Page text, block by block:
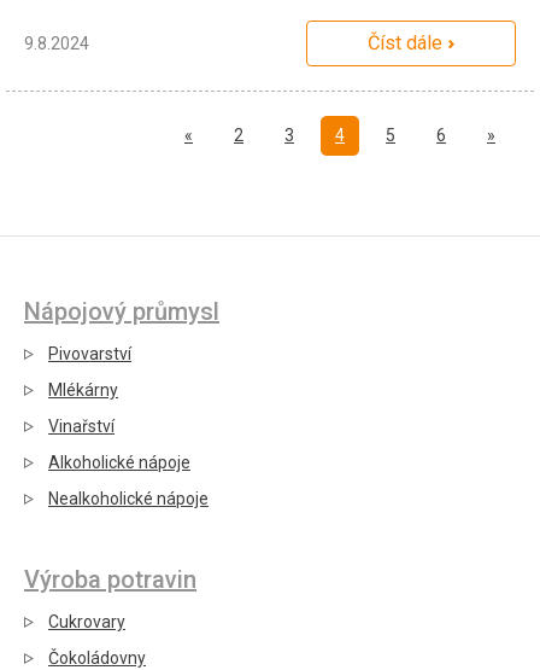
9.8.2024 Číst dále
« Předchozí
2 3 4 5 6 »
Nápojový průmysl
Pivovarství
Mlékárny
Vinařství
Alkoholické nápoje
Nealkoholické nápoje
Výroba potravin
Cukrovary
Čokoládovny